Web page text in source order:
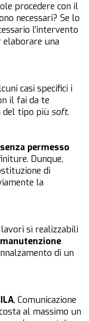
procedere con il
necessari? Se lo
l’intervento
elaborare una
casi specifici i
il fai da te
del tipo più soft.
permesso
Dunque,
di
la
lavori sì realizzabili
manutenzione
di un
, Comunicazione
al massimo un